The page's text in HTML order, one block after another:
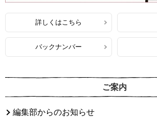
詳しくはこちら
バックナンバー
ご案内
編集部からのお知らせ